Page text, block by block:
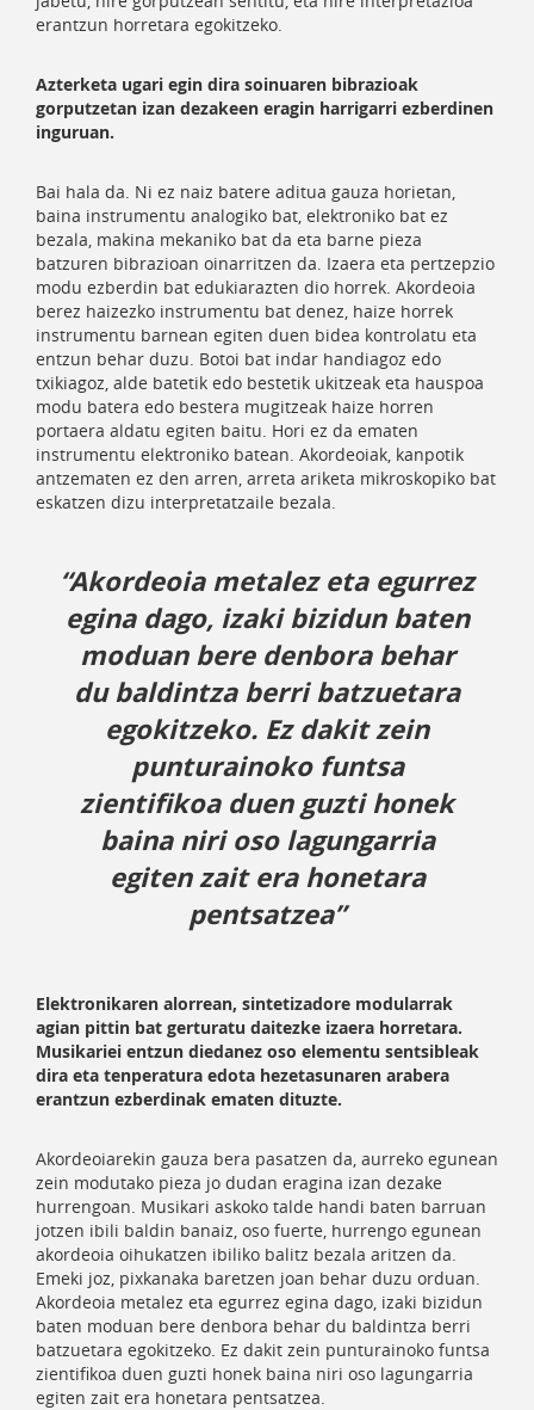
erantzun horretara egokitzeko.
Azterketa ugari egin dira soinuaren bibrazioak
gorputzetan izan dezakeen eragin harrigarri ezberdinen
inguruan.
Bai hala da. Ni ez naiz batere aditua gauza horietan,
baina instrumentu analogiko bat, elektroniko bat ez
bezala, makina mekaniko bat da eta barne pieza
batzuren bibrazioan oinarritzen da. Izaera eta pertzepzio
modu ezberdin bat edukiarazten dio horrek. Akordeoia
berez haizezko instrumentu bat denez, haize horrek
instrumentu barnean egiten duen bidea kontrolatu eta
entzun behar duzu. Botoi bat indar handiagoz edo
txikiagoz, alde batetik edo bestetik ukitzeak eta hauspoa
modu batera edo bestera mugitzeak haize horren
portaera aldatu egiten baitu. Hori ez da ematen
instrumentu elektroniko batean. Akordeoiak, kanpotik
antzematen ez den arren, arreta ariketa mikroskopiko bat
eskatzen dizu interpretatzaile bezala.
“Akordeoia metalez eta egurrez
egina dago, izaki bizidun baten
moduan bere denbora behar
du baldintza berri batzuetara
egokitzeko. Ez dakit zein
punturainoko funtsa
zientifikoa duen guzti honek
baina niri oso lagungarria
egiten zait era honetara
pentsatzea”
Elektronikaren alorrean, sintetizadore modularrak
agian pittin bat gerturatu daitezke izaera horretara.
Musikariei entzun diedanez oso elementu sentsibleak
dira eta tenperatura edota hezetasunaren arabera
erantzun ezberdinak ematen dituzte.
Akordeoiarekin gauza bera pasatzen da, aurreko egunean
zein modutako pieza jo dudan eragina izan dezake
hurrengoan. Musikari askoko talde handi baten barruan
jotzen ibili baldin banaiz, oso fuerte, hurrengo egunean
akordeoia oihukatzen ibiliko balitz bezala aritzen da.
Emeki joz, pixkanaka baretzen joan behar duzu orduan.
Akordeoia metalez eta egurrez egina dago, izaki bizidun
baten moduan bere denbora behar du baldintza berri
batzuetara egokitzeko. Ez dakit zein punturainoko funtsa
zientifikoa duen guzti honek baina niri oso lagungarria
egiten zait era honetara pentsatzea.